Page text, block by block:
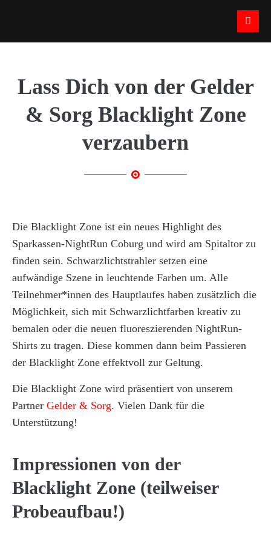
|Lost your password?
Support
Lorem ipsum dolor sit amet:
24h/ 365days
We offer support for our customers
Mon - Fri 8:00am - 5:00pm
Cybersteel Inc.
376-293 City Road, Suite 600
San Francisco, CA 94102
Lass Dich von der Gelder
& Sorg Blacklight Zone
verzaubern
Die Blacklight Zone ist ein neues Highlight des
Sparkassen-NightRun Coburg und wird am Spitaltor zu
finden sein. Schwarzlichtstrahler setzen eine
aufwändige Szene in leuchtende Farben um. Alle
Teilnehmer*innen des Hauptlaufes haben zusätzlich die
Möglichkeit, sich mit Schwarzlichtfarben kreativ zu
bemalen oder die neuen fluoreszierenden NightRun-
Shirts zu tragen. Diese kommen dann beim Passieren
der Blacklight Zone effektvoll zur Geltung.
Die Blacklight Zone wird präsentiert von unserem
Partner Gelder & Sorg. Vielen Dank für die
Unterstützung!
Impressionen von der
Blacklight Zone (teilweiser
Probeaufbau!)